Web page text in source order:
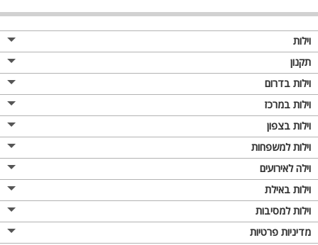
וילות
תקנון
וילות בדרום
וילות במרכז
וילות בצפון
וילות למשפחות
וילה לאירועים
וילות באילת
וילות למסיבות
מדיניות פרטיות